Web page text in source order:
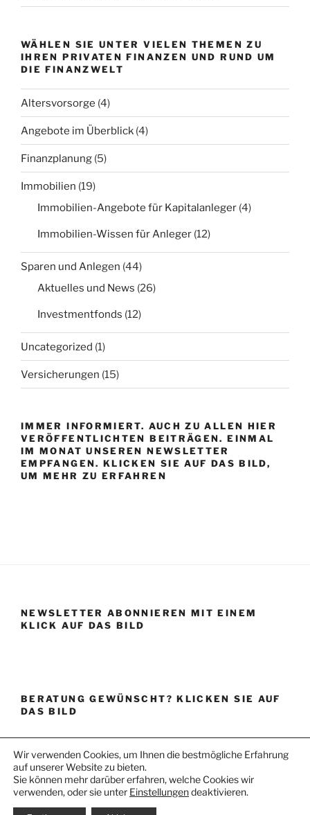
WÄHLEN SIE UNTER VIELEN THEMEN ZU
IHREN PRIVATEN FINANZEN UND RUND UM
DIE FINANZWELT
Altersvorsorge (4)
Angebote im Überblick (4)
Finanzplanung (5)
Immobilien (19)
Immobilien-Angebote für Kapitalanleger (4)
Immobilien-Wissen für Anleger (12)
Sparen und Anlegen (44)
Aktuelles und News (26)
Investmentfonds (12)
Uncategorized (1)
Versicherungen (15)
IMMER INFORMIERT. AUCH ZU ALLEN HIER
VERÖFFENTLICHTEN BEITRÄGEN. EINMAL
IM MONAT UNSEREN NEWSLETTER
EMPFANGEN. KLICKEN SIE AUF DAS BILD,
UM MEHR ZU ERFAHREN
NEWSLETTER ABONNIEREN MIT EINEM
KLICK AUF DAS BILD
BERATUNG GEWÜNSCHT? KLICKEN SIE AUF
DAS BILD
DATENSCHUTZ Stolz präsentiert von WordPress
Wir verwenden Cookies, um Ihnen die bestmögliche Erfahrung
auf unserer Website zu bieten.
Sie können mehr darüber erfahren, welche Cookies wir
verwenden, oder sie unter Einstellungendeaktivieren.